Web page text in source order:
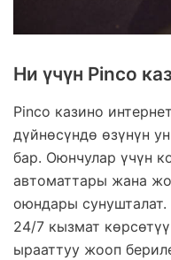
Ни үчүн Pinco
Pinco казино
дүйнөсүндө өзүнүн
бар. Оюнчулар үчүн
автоматтары жана
оюндары
24/7 кызмат
ырааттуу жооп